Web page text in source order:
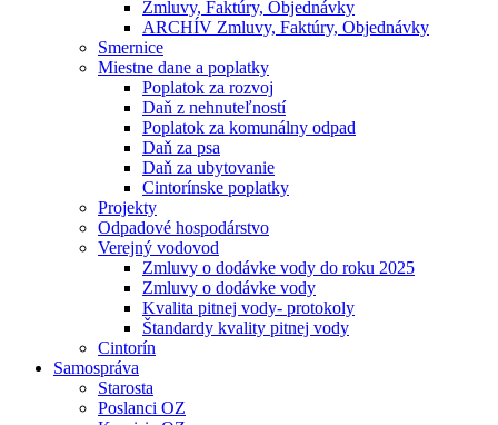
Zmluvy, Faktúry, Objednávky
ARCHÍV Zmluvy, Faktúry, Objednávky
Smernice
Miestne dane a poplatky
Poplatok za rozvoj
Daň z nehnuteľností
Poplatok za komunálny odpad
Daň za psa
Daň za ubytovanie
Cintorínske poplatky
Projekty
Odpadové hospodárstvo
Verejný vodovod
Zmluvy o dodávke vody do roku 2025
Zmluvy o dodávke vody
Kvalita pitnej vody- protokoly
Štandardy kvality pitnej vody
Cintorín
Samospráva
Starosta
Poslanci OZ